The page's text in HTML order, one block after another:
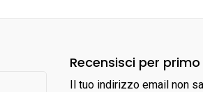
Recensisci per
Il tuo indirizzo email non